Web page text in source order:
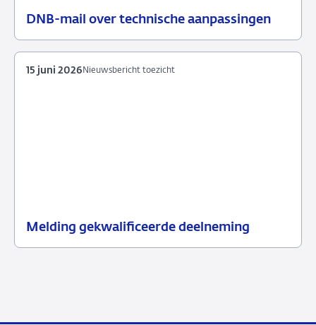
DNB-mail over technische aanpassingen
2026
Melding gekwalificeerde deelneming
Nieuwsbericht toezicht
15 juni 2026